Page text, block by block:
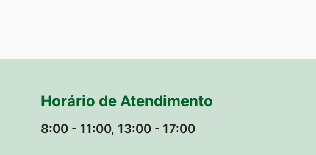
Horário de Atendimento
8:00 - 11:00, 13:00 - 17:00